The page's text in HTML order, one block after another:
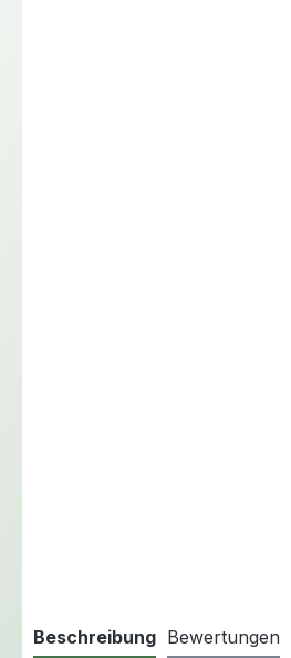
Beschreibung Bewertungen